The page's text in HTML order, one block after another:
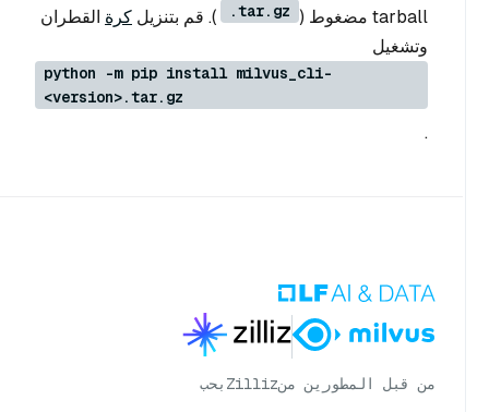
tarball مضغوط (
.tar.gz ). قم بتنزيل كرة القطران
وتشغيل
python -m pip install milvus_cli-
<version>.tar.gz
.
من قبل المطورين منZilliz بحب